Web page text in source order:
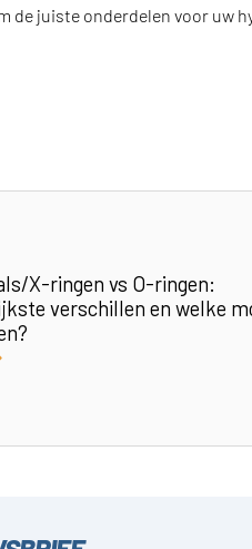
de juiste onderdelen voor
X-ringen vs O-ringen:
verschillen en welke